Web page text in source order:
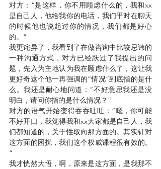
对方：“是这样，你不用顾虑什么的，我和xx
是自己人，他给我你的电话，我们平时在聊天
的时候他也说起过你的情况，我们都是好心
的。“
我更诧异了，我看到了在做咨询中比较忌讳的
一种沟通方式，对方已经跃过了我提出的问
题，先入为主地认为我在顾虑什么了，这让我
更好奇这个他一再强调的“情况”到底指的是什
么。我还是耐心地问道：“不好意思我还是没
明白，请问你指的是什么情况？“
对方的语气开始变得吞吞吐吐：“嗯，你可能
不好开口，我觉得我和xx大家都是自己人，我
们都知道的，关于性取向那方面的。其实针对
这方面的困扰，我们这个权威课程很有效的。
“
我才恍然大悟，啊，原来是这方面，是我那不